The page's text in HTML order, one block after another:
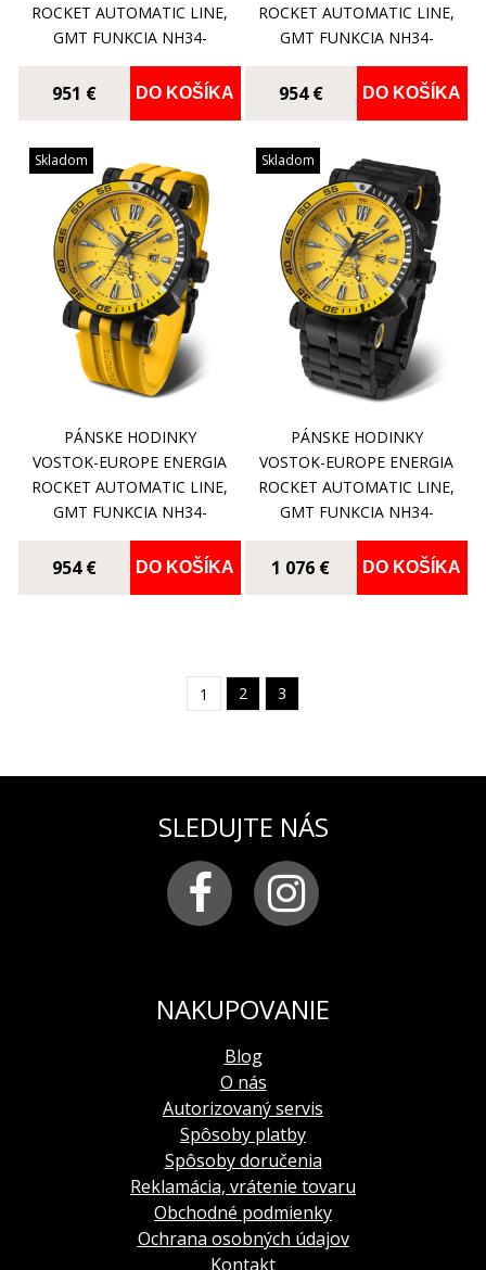
ROCKET AUTOMATIC LINE,
GMT FUNKCIA NH34-
575A718B
951 € DO KOŠÍKA
ROCKET AUTOMATIC LINE,
GMT FUNKCIA NH34-
575C719
954 € DO KOŠÍKA
Skladom
PÁNSKE HODINKY
VOSTOK-EUROPE ENERGIA
ROCKET AUTOMATIC LINE,
GMT FUNKCIA NH34-
575C719
954 € DO KOŠÍKA
Skladom
PÁNSKE HODINKY
VOSTOK-EUROPE ENERGIA
ROCKET AUTOMATIC LINE,
GMT FUNKCIA NH34-
575C719B
1 076 € DO KOŠÍKA
1 2 3
SLEDUJTE NÁS
NAKUPOVANIE
Blog
O nás
Autorizovaný servis
Spôsoby platby
Spôsoby doručenia
Reklamácia, vrátenie tovaru
Obchodné podmienky
Ochrana osobných údajov
Kontakt